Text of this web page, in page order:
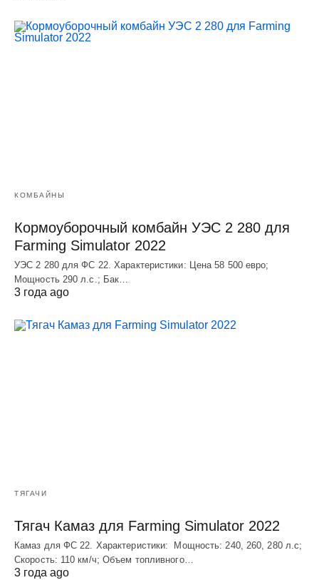
КОМБАЙНЫ
Кормоуборочный комбайн УЭC 2 280 для
Farming Simulator 2022
УЭC 2 280 для ФС 22. Характеристики: Цена 58 500 евро;
Мощность 290 л.с.; Бак…
3 года ago
ТЯГАЧИ
Тягач Камаз для Farming Simulator 2022
Камаз для ФС 22. Характеристики: Мощность: 240, 260, 280 л.с;
Скорость: 110 км/ч; Объем топливного…
3 года ago